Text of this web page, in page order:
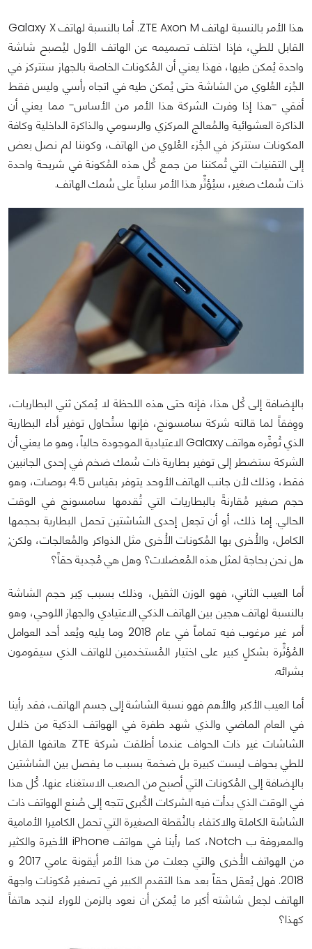
هذا الأمر بالنسبة لهاتف ZTE Axon M. أما بالنسبة لهاتف Galaxy X
القابل للطي، فإذا اختلف تصميمه عن الهاتف الأول ليُصبح شاشة
واحدة يُمكن طيها، فهذا يعني أن المُكونات الخاصة بالجهاز ستتركز في
الجُزء العُلوي من الشاشة حتى يُمكن طيه في اتجاه رأسي وليس فقط
أفقي -هذا إذا وفرت الشركة هذا الأمر من الأساس- مما يعني أن
الذاكرة العشوائية والمُعالج المركزي والرسومي والذاكرة الداخلية وكافة
المكونات ستتركز في الجُزء العُلوي من الهاتف، وكوننا لم نصل بعض
إلى التقنيات التي تُمكننا من جمع كُل هذه المُكونة في شريحة واحدة
ذات سُمك صغير، سيُؤثِّر هذا الأمر سلباً على سُمك الهاتف.
بالإضافة إلى كُل هذا، فإنه حتى هذه اللحظة لا يُمكن ثني البطاريات،
ووِفقاً لما قالته شركة سامسونج، فإنها ستُحاول توفير أداء البطارية
الذي تُوفِّره هواتف Galaxy الاعتيادية الموجودة حالياً، وهو ما يعني أن
الشركة ستضطر إلى توفير بطارية ذات سُمك ضخم في إحدى الجانبين
فقط، وذلك لأن جانب الهاتف الأوحد يتوفر بقياس 4.5 بوصات، وهو
حجم صغير مُقارنةً بالبطاريات التي تُقدمها سامسونج في الوقت
الحالي. إما ذلك، أو أن تجعل إحدى الشاشتين تحمل البطارية بحجمها
الكامل، والأُخرى بها المُكونات الأُخرى مثل الذواكر والمُعالجات، ولكن;
هل نحن بحاجة لمثل هذه المُعضلات؟ وهل هي مُجدية حقاً؟
أما العيب الثاني، فهو الوزن الثقيل، وذلك بسبب كِبر حجم الشاشة
بالنسبة لهاتف هجين بين الهاتف الذكي الاعتيادي والجهاز اللوحي، وهو
أمر غير مرغوب فيه تماماً في عام 2018 وما يليه ويُعد أحد العوامل
المُؤثِّرة بشكلٍ كبير على اختيار المُستخدمين للهاتف الذي سيقومون
بشرائه.
أما العيب الأكبر والأهم فهو نسبة الشاشة إلى جسم الهاتف، فقد رأينا
في العام الماضي والذي شهد طفرة في الهواتف الذكية من خلال
الشاشات غير ذات الحواف عندما أطلقت شركة ZTE هاتفها القابل
للطي بحواف ليست كبيرة بل ضخمة بسبب ما يفصل بين الشاشتين
بالإضافة إلى المُكونات التي أصبح من الصعب الاستغناء عنها. كُل هذا
في الوقت الذي بدأت فيه الشركات الكُبرى تتجه إلى صُنع الهواتف ذات
الشاشة الكاملة والاكتفاء بالنُقطة الصغيرة التي تحمل الكاميرا الأمامية
والمعروفة ب Notch، كما رأينا في هواتف iPhone الأخيرة والكثير
من الهواتف الأُخرى والتي جعلت من هذا الأمر أيقونة عامي 2017 و
2018. فهل يُعقل حقاً بعد هذا التقدم الكبير في تصغير مُكونات واجهة
الهاتف لجعل شاشته أكبر ما يُمكن أن نعود بالزمن للوراء لنجد هاتفاً
كهذا؟